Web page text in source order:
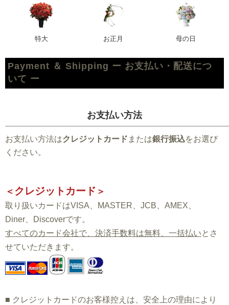
特大 お正月 母の日
Payment ＆ Shipping ー お支払い・配送につ
いて ー
お支払い方法
お支払い方法はクレジットカード または銀行振込をお選び
ください。
＜ クレジットカード ＞
取り扱いカードはVISA、MASTER、JCB、AMEX、
Diner、Discoverです。
すべてのカード会社で、決済手数料は無料、一括払いとさ
せていただきます。
■ クレジットカードのお客様控えは、安全上の理由により